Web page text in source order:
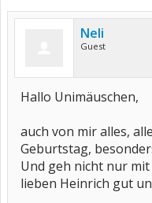
Neli
Guest
Hallo Unimäuschen,
auch von mir alles,
Geburtstag,
Und geh nicht nur
lieben Heinrich gut